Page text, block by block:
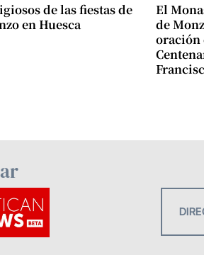
de las fiestas de
en Huesca
El
de
oración